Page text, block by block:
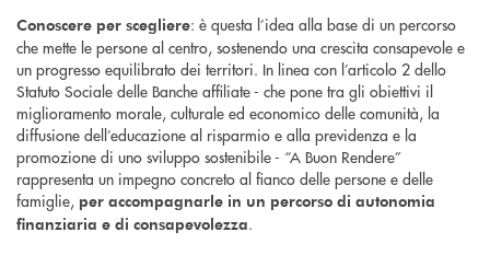
Conoscere per scegliere: è questa l’idea alla base di un percorso
che mette le persone al centro, sostenendo una crescita consapevole e
un progresso equilibrato dei territori. In linea con l’articolo 2 dello
Statuto Sociale delle Banche affiliate - che pone tra gli obiettivi il
miglioramento morale, culturale ed economico delle comunità, la
diffusione dell’educazione al risparmio e alla previdenza e la
promozione di uno sviluppo sostenibile - “A Buon Rendere”
rappresenta un impegno concreto al fianco delle persone e delle
famiglie, per accompagnarle in un percorso di autonomia
finanziaria e di consapevolezza.